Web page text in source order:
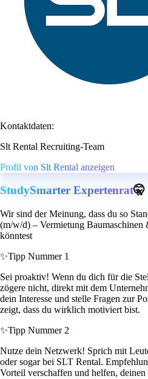
Kontaktdaten:
Slt Rental Recruiting-Team
Profil von Slt Rental anzeigen
StudySmarter Expertenrat🤫
Wir sind der Meinung, dass du so
(m/w/d) – Vermietung Baumaschinen
könntest
✨Tipp Nummer 1
Sei proaktiv! Wenn du dich für die
zögere nicht, direkt mit dem
dein Interesse und stelle Fragen zur
zeigt, dass du wirklich motiviert bist.
✨Tipp Nummer 2
Nutze dein Netzwerk! Sprich mit
oder sogar bei SLT Rental.
Vorteil verschaffen und helfen,